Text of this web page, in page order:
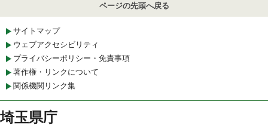
ページの先頭へ戻る
サイトマップ
ウェブアクセシビリティ
プライバシーポリシー・免責事項
著作権・リンクについて
関係機関リンク集
埼玉県庁